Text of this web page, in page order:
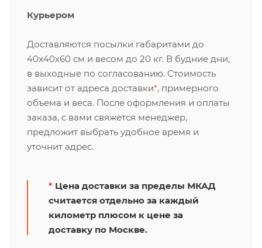
Курьером
Доставляются посылки габаритами до
40х40х60 см и весом до 20 кг. В будние дни,
в выходные по согласованию. Стоимость
зависит от адреса доставки*, примерного
объема и веса. После оформления и оплаты
заказа, с вами свяжется менеджер,
предложит выбрать удобное время и
уточнит адрес.
* Цена доставки за пределы МКАД
считается отдельно за каждый
километр плюсом к цене за
доставку по Москве.